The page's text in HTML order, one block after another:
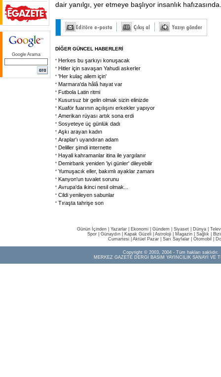
Google Arama
dair yanılgı, yer etmeye başlıyor insanlık
DİĞER GÜNCEL HABERLERİ
Herkes bu şarkıyı konuşacak
Hitler için savaşan Yahudi askerler
'Her kulaç ailem için'
Marmara'da hâlâ hayat var
Futbola Latin ritmi
Kusursuz bir gelin olmak sizin elinizde
Kuaför fuarının açılışını erkekler yapıyor
Amerikan rüyası artık sona erdi
Sosyeteye üç günlük dadı
Aşkı arayan kadın
Araplar'ı uyandıran adam
Deliller şimdi internette
Hayali kahramanlar itina ile yargılanır
Demirbank yeniden 'iyi günler' dileyebilir
Yumuşacık eller, bakımlı ayaklar zamanı
Kanyon'un tuvalet sorunu
Avrupa'da ikinci nesil olmak...
Cildi yenileyen sabunlar
Tıraşta tahrişe son
Günün İçinden Yazarlar Ekonomi Gündem Siyaset Dünya |
Spor
Günaydın Kapak Güzeli Astroloji Magazin Sağlık
Cumartesi| Aktüel Pazar| Sarı Sayfalar| Otomobil
Copyright © 2003, 2004 - Tüm hakları saklıdır.
MERKEZ GAZETE DERGİ BASIM YAYINCILIK SANAYİ VE